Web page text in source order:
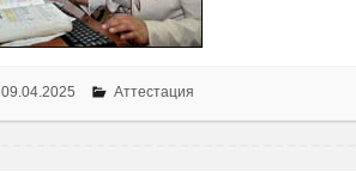
09.04.2025 Аттестация